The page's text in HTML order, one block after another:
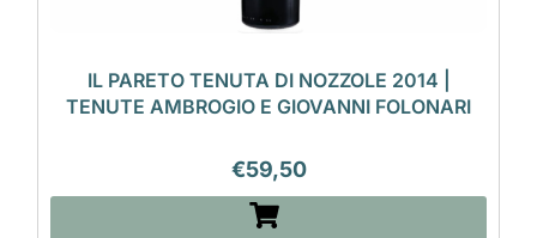
IL PARETO TENUTA DI NOZZOLE 2014 |
TENUTE AMBROGIO E GIOVANNI FOLONARI
€59,50